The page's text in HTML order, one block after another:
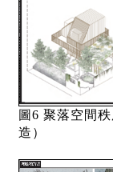
圖6 聚落空間
造）